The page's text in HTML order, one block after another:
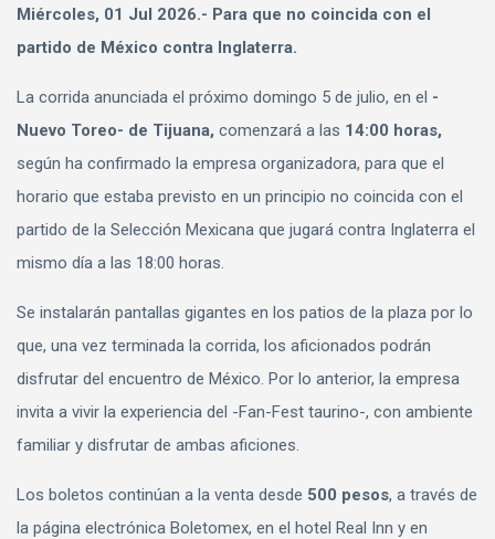
Miércoles, 01 Jul 2026.- Para que no coincida con el
partido de México contra Inglaterra.
La corrida anunciada el próximo domingo 5 de julio, en el -
Nuevo Toreo- de Tijuana, comenzará a las 14:00 horas,
según ha confirmado la empresa organizadora, para que el
horario que estaba previsto en un principio no coincida con el
partido de la Selección Mexicana que jugará contra Inglaterra el
mismo día a las 18:00 horas.
Se instalarán pantallas gigantes en los patios de la plaza por lo
que, una vez terminada la corrida, los aficionados podrán
disfrutar del encuentro de México. Por lo anterior, la empresa
invita a vivir la experiencia del -Fan-Fest taurino-, con ambiente
familiar y disfrutar de ambas aficiones.
Los boletos continúan a la venta desde 500 pesos, a través de
la página electrónica Boletomex, en el hotel Real Inn y en